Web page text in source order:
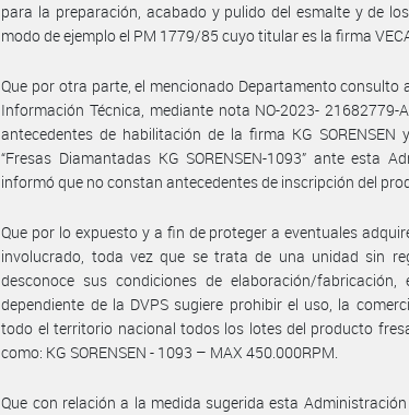
para la preparación, acabado y pulido del esmalte y de
modo de ejemplo el PM 1779/85 cuyo titular es la firma
Que por otra parte, el mencionado Departamento consulto
Información Técnica, mediante nota NO-2023- 21682779-
antecedentes de habilitación de la firma KG
“Fresas Diamantadas KG SORENSEN-1093” ante esta
informó que no constan antecedentes de inscripción del
Que por lo expuesto y a fin de proteger a eventuales
involucrado, toda vez que se trata de una unidad sin
desconoce sus condiciones de elaboración/
dependiente de la DVPS sugiere prohibir el uso, la
todo el territorio nacional todos los lotes del producto
como: KG SORENSEN - 1093 – MAX 450.000RPM.
Que con relación a la medida sugerida esta